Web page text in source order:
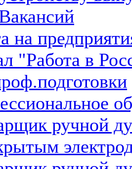
на
"Работа в
ручной